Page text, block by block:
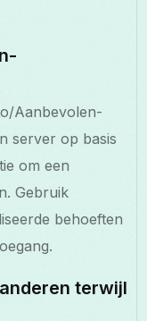
Aanbevolen-
server op basis
om een
Gebruik
behoeften
terwijl